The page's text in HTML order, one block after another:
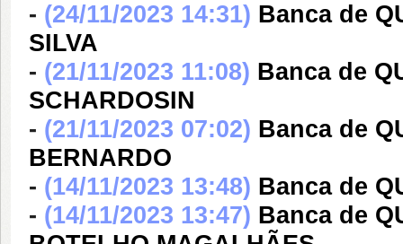
- (24/11/2023 14:31) Banca de
SILVA
- (21/11/2023 11:08) Banca de
SCHARDOSIN
- (21/11/2023 07:02) Banca de
BERNARDO
- (14/11/2023 13:48) Banca de
- (14/11/2023 13:47) Banca de